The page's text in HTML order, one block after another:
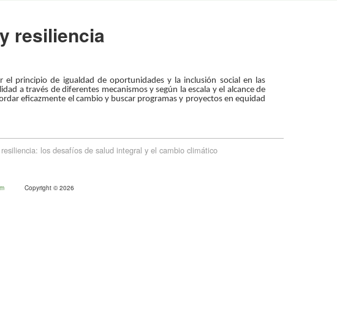
resiliencia
el principio de igualdad de oportunidades y la inclusión social en las
a través de diferentes mecanismos y según la escala y el alcance de
eficazmente el cambio y buscar programas y proyectos en equidad
los desafíos de salud integral y el cambio climático
Copyright © 2026